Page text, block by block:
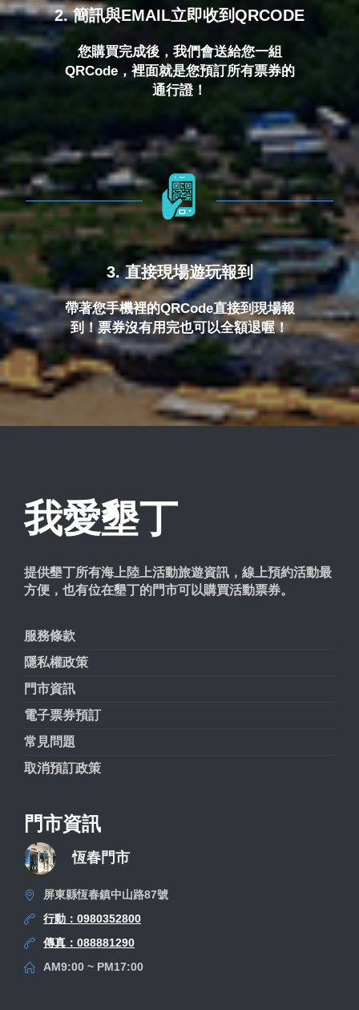
2. 簡訊與EMAIL立即收到QRCODE
您購買完成後，我們會送給您一組
QRCode，裡面就是您預訂所有票券的
通行證！
3. 直接現場遊玩報到
帶著您手機裡的QRCode直接到現場報
到！票券沒有用完也可以全額退喔！
我愛墾丁
提供墾丁所有海上陸上活動旅遊資訊，線上預約活動最
方便，也有位在墾丁的門市可以購買活動票券。
服務條款
隱私權政策
門市資訊
電子票券預訂
常見問題
取消預訂政策
門市資訊
恆春門市
屏東縣恆春鎮中山路87號
行動：0980352800
傳真：088881290
AM9:00 ~ PM17:00